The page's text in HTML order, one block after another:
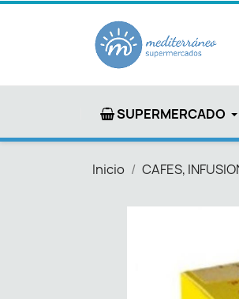
SUPERMERCADO
Inicio CAFES,